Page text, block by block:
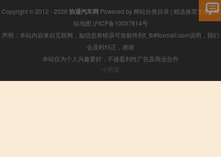
Copyright © 2012 - 2026 协通汽车网 Powered by 网站分类目录 | 精选推荐文章|网
站地图 沪ICP备10037814号
声明：本站内容来自互联网，如信息有错误可发邮件到f_fb#foxmail.com说明，我们
会及时纠正，谢谢
本站仅为个人兴趣爱好，不接盈利性广告及商业合作
小男孩